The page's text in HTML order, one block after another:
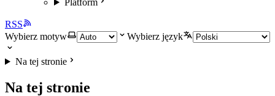
Platform
RSS
Wybierz motyw
Wybierz język
Na tej stronie
Na tej stronie